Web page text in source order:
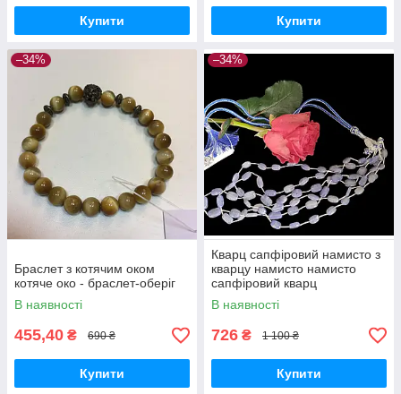
Купити Купити
–34%
Браслет з котячим оком
котяче око - браслет-оберіг
В наявності
455,40 ₴ 690 ₴
Купити
–34%
Кварц сапфіровий намисто з
кварцу намисто намисто
сапфіровий кварц
В наявності
726 ₴ 1 100 ₴
Купити